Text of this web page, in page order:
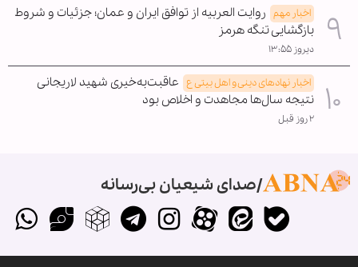
اخبار مهم روایت العربیه از توافق ایران و عمان؛ جزئیات و شروط
بازگشایی تنگه هرمز
دیروز ۱۳:۵۵
اخبار نهادهای دینی و اهل بیتی ع عاقبت‌به‌خیری شهید لاریجانی
نتیجه سال‌ها مجاهدت و اخلاص بود
۲ روز قبل
صدای شیعیان بی‌رسانه